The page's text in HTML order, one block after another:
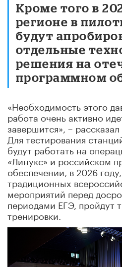
Кроме того в
регионе в
будут
отдельные
решения на
программном
«Необходимость этого
работа очень активно
завершится», –
Для тестирования
будут работать на
«Линукс» и российском
обеспечении, в 2026
традиционных
мероприятий перед
периодами ЕГЭ, пройдут
тренировки.